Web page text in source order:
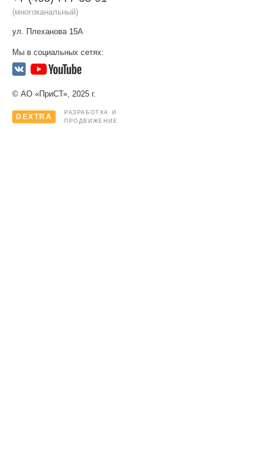
(многоканальный)
ул. Плеханова 15А
Мы в социальных сетях:
© АО «ПриСТ», 2025 г.
DEXTRA
РАЗРАБОТКА И
ПРОДВИЖЕНИЕ